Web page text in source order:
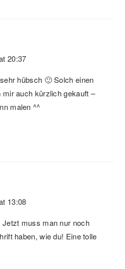
20:37
hübsch 🙂 Solch einen
auch kürzlich gekauft –
malen ^^
13:08
muss man nur noch
haben, wie du! Eine tolle